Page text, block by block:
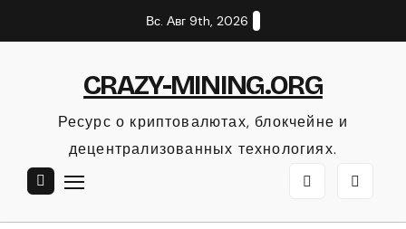
к
Вс. Авг 9th, 2026
CRAZY-MINING.ORG
Ресурс о криптовалютах, блокчейне и
децентрализованных технологиях.